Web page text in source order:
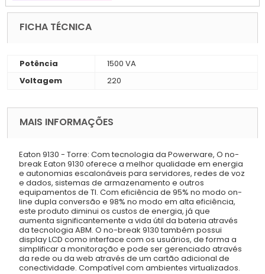
FICHA TÉCNICA
Potência
1500 VA
Voltagem
220
MAIS INFORMAÇÕES
Eaton 9130 - Torre: Com tecnologia da Powerware, O no-
break Eaton 9130 oferece a melhor qualidade em energia
e autonomias escalonáveis para servidores, redes de voz
e dados, sistemas de armazenamento e outros
equipamentos de TI. Com eficiência de 95% no modo on-
line dupla conversão e 98% no modo em alta eficiência,
este produto diminui os custos de energia, já que
aumenta significantemente a vida útil da bateria através
da tecnologia ABM. O no-break 9130 também possui
display LCD como interface com os usuários, de forma a
simplificar a monitoração e pode ser gerenciado através
da rede ou da web através de um cartão adicional de
conectividade. Compatível com ambientes virtualizados.